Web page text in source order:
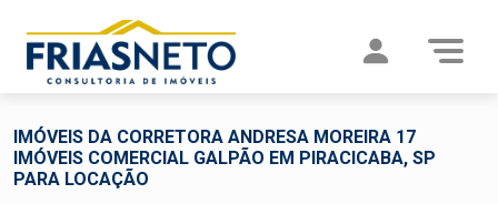
IMÓVEIS DA CORRETORA ANDRESA MOREIRA 17
IMÓVEIS COMERCIAL GALPÃO EM PIRACICABA, SP
PARA LOCAÇÃO